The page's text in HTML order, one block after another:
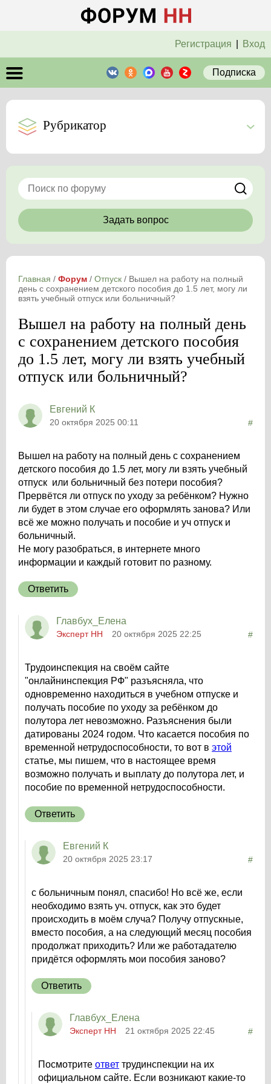
Регистрация Вход
Подписка
Рубрикатор
Задать вопрос
Главная / Форум / Отпуск / Вышел на работу на полный
день с сохранением детского пособия до 1.5 лет, могу ли
взять учебный отпуск или больничный?
Вышел на работу на полный день
с сохранением детского пособия
до 1.5 лет, могу ли взять учебный
отпуск или больничный?
Евгений К
20 октября 2025 00:11 #
Вышел на работу на полный день с сохранением
детского пособия до 1.5 лет, могу ли взять учебный
отпуск или больничный без потери пособия?
Прервётся ли отпуск по уходу за ребёнком? Нужно
ли будет в этом случае его оформлять занова? Или
всё же можно получать и пособие и уч отпуск и
больничный.
Не могу разобраться, в интернете много
информации и каждый готовит по разному.
Ответить
Главбух_Елена
Эксперт НН 20 октября 2025 22:25 #
Трудоинспекция на своём сайте
"онлайнинспекция РФ" разъясняла, что
одновременно находиться в учебном отпуске и
получать пособие по уходу за ребёнком до
полутора лет невозможно. Разъяснения были
датированы 2024 годом. Что касается пособия по
временной нетрудоспособности, то вот в этой
статье, мы пишем, что в настоящее время
возможно получать и выплату до полутора лет, и
пособие по временной нетрудоспособности.
Ответить
Евгений К
20 октября 2025 23:17 #
с больничным понял, спасибо! Но всё же, если
необходимо взять уч. отпуск, как это будет
происходить в моём случа? Получу отпускные,
вместо пособия, а на следующий месяц пособия
продолжат приходить? Или же работадателю
придётся оформлять мои пособия заново?
Ответить
Главбух_Елена
Эксперт НН 21 октября 2025 22:45 #
Посмотрите ответ трудинспекции на их
официальном сайте. Если возникают какие-то